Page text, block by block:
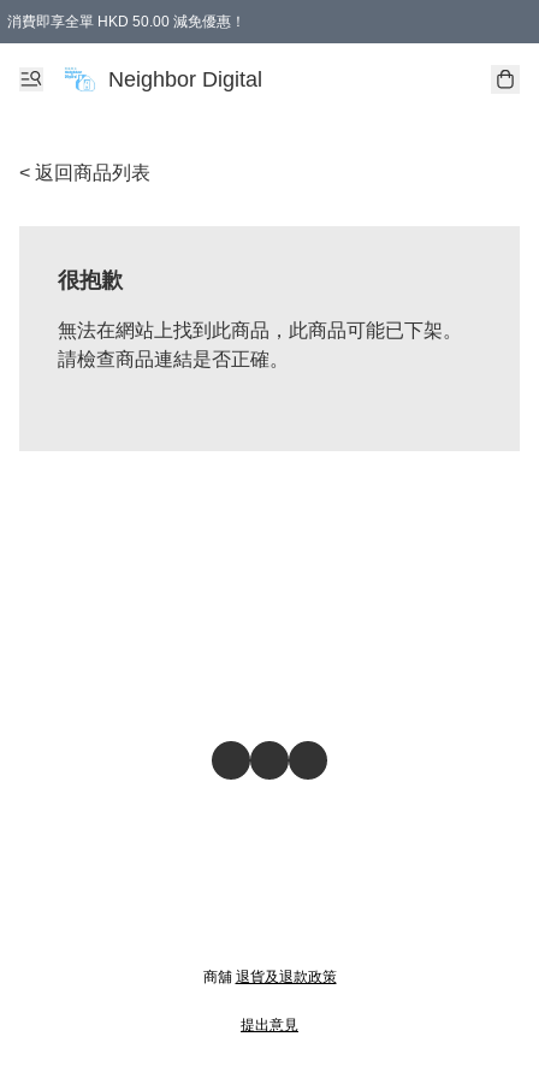
消費即享全單 HKD 50.00 減免優惠！
Neighbor Digital
< 返回商品列表
很抱歉
無法在網站上找到此商品，此商品可能已下架。
請檢查商品連結是否正確。
商舖 退貨及退款政策
提出意見